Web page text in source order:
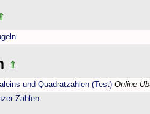
und Quadratzahlen (Test) Online-
Zahlen